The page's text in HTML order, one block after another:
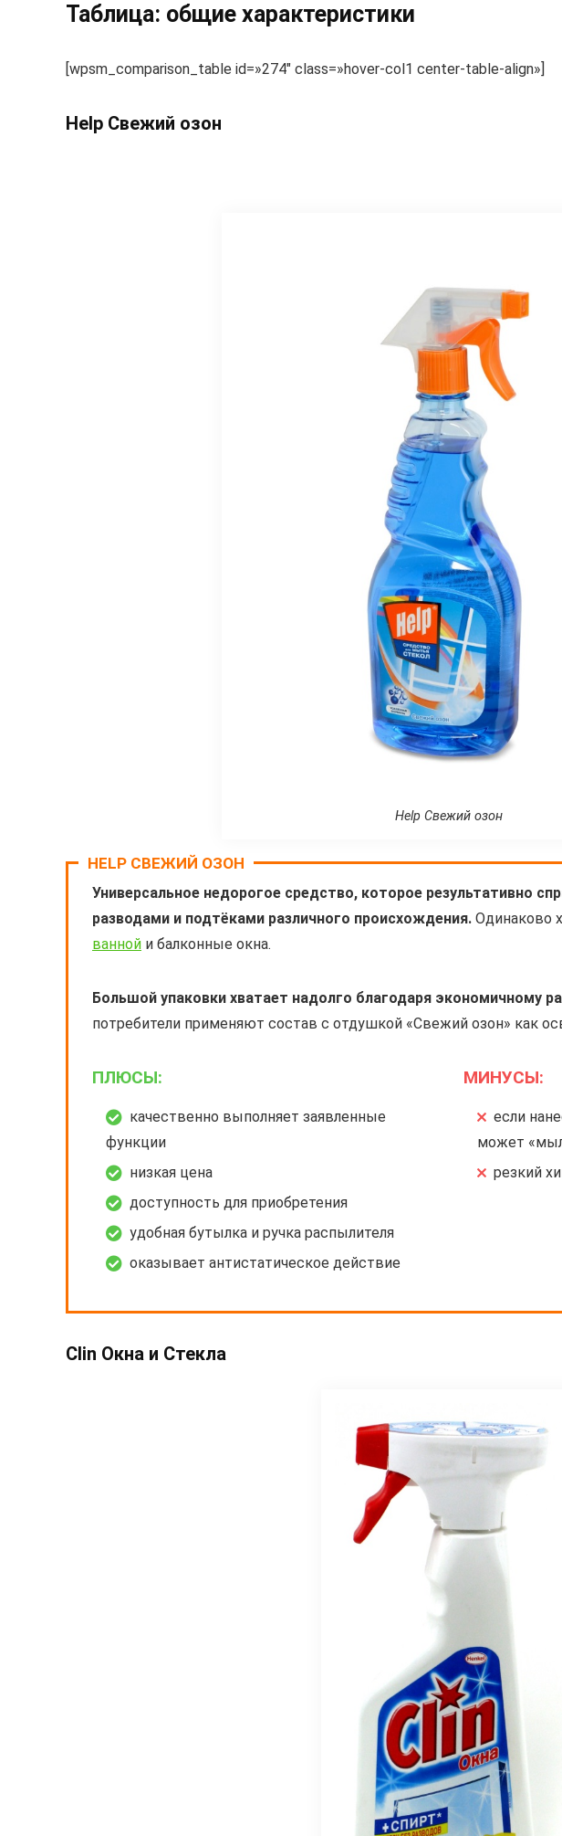
Таблица: общие характеристики
[wpsm_comparison_table id=»274″ class=»hover-col1 center-table-align»]
Help Свежий озон
Help Свежий озон
HELP СВЕЖИЙ ОЗОН
Универсальное недорогое средство, которое результативно
разводами и подтёками различного происхождения. Одинаково
ванной и балконные окна.
Большой упаковки хватает надолго благодаря экономичному
потребители применяют состав с отдушкой «Свежий озон» как
ПЛЮСЫ:
качественно выполняет заявленные
функции
низкая цена
доступность для приобретения
удобная бутылка и ручка распылителя
оказывает антистатическое действие
МИНУСЫ:
если
может
резкий
Clin Окна и Стекла